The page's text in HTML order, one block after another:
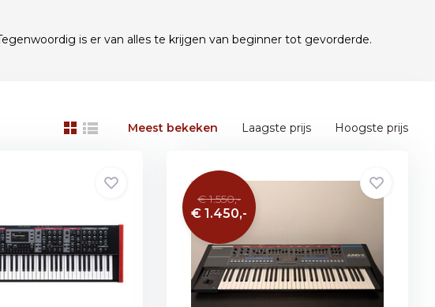
is er van alles te krijgen van beginner tot gevorderde.
Meest bekeken Laagste prijs Hoogste prijs
€ 1.550,-
€ 1.450,-